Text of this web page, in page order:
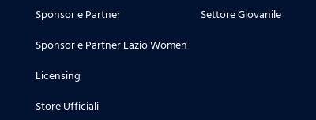
Sponsor e Partner
Sponsor e Partner Lazio Women
Licensing
Store Ufficiali
Settore Giovanile